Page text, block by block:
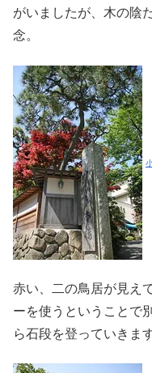
がいましたが、木の陰
念。
赤い、二の鳥居が見え
ーを使うということで
ら石段を登っていきま